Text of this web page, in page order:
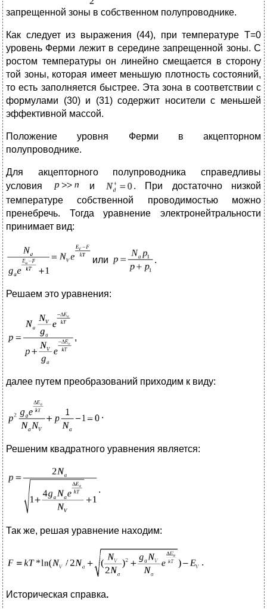
запрещенной зоны в собственном полупроводнике.
Как следует из выражения (44), при температуре Т=0
уровень Ферми лежит в середине запрещенной зоны. С
ростом температуры он линейно смещается в сторону
той зоны, которая имеет меньшую плотность состояний,
то есть заполняется быстрее. Эта зона в соответствии с
формулами (30) и (31) содержит носители с меньшей
эффективной массой.
Положение уровня Ферми в акцепторном
полупроводнике.
Для акцепторного полупроводника справедливы
условия
и
. При достаточно низкой
температуре собственной проводимостью можно
пренебречь. Тогда уравнение электронейтральности
принимает вид:
или .
Решаем это уравнения:
,
далее путем преобразований приходим к виду:
.
Решеним квадратного уравнения является:
.
Так же, решая уравнение находим:
.
Историческая справка.